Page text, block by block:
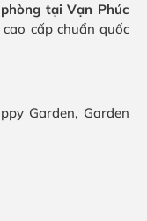
tại Vạn Phúc
cấp chuẩn quốc
Garden, Garden